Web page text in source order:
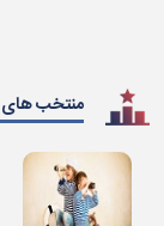
منتخب های